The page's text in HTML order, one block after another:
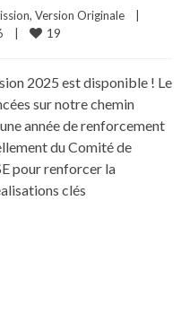
, Version Originale
19
2025 est disponible ! Le
sur notre chemin
année de renforcement
du Comité de
pour renforcer la
clés